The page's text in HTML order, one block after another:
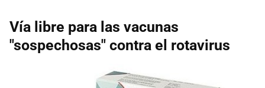
Vía libre para las vacunas
"sospechosas" contra el rotavirus